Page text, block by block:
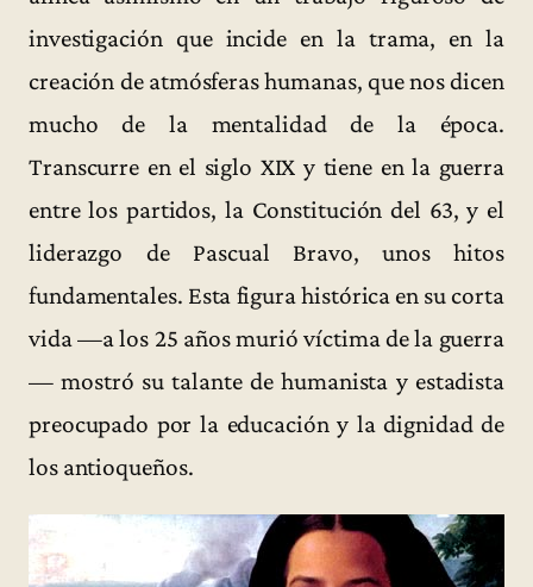
investigación que incide en la trama, en la
creación de atmósferas humanas, que nos dicen
mucho de la mentalidad de la época.
Transcurre en el siglo XIX y tiene en la guerra
entre los partidos, la Constitución del 63, y el
liderazgo de Pascual Bravo, unos hitos
fundamentales. Esta figura histórica en su corta
vida —a los 25 años murió víctima de la guerra
— mostró su talante de humanista y estadista
preocupado por la educación y la dignidad de
los antioqueños.